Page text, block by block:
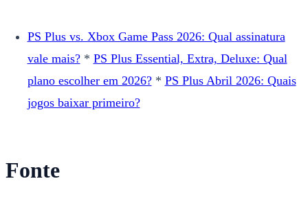
PS Plus vs. Xbox Game Pass 2026: Qual assinatura
vale mais?* PS Plus Essential, Extra, Deluxe: Qual
plano escolher em 2026?* PS Plus Abril 2026: Quais
jogos baixar primeiro?
Fonte